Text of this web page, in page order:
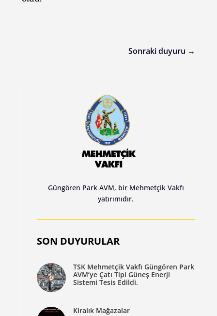
Sonraki duyuru →
Güngören Park AVM, bir Mehmetçik Vakfı
yatırımıdır.
SON DUYURULAR
TSK Mehmetçik Vakfı Güngören Park
AVM’ye Çatı Tipi Güneş Enerji
Sistemi Tesis Edildi.
Kiralık Mağazalar